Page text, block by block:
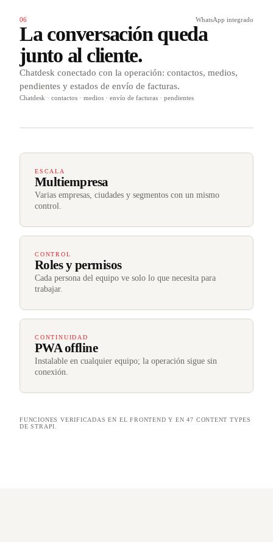
06 WhatsApp integrado
La conversación queda
junto al cliente.
Chatdesk conectado con la operación: contactos, medios,
pendientes y estados de envío de facturas.
Chatdesk · contactos · medios · envío de facturas · pendientes
ESCALA
Multiempresa
Varias empresas, ciudades y segmentos con un mismo
control.
CONTROL
Roles y permisos
Cada persona del equipo ve solo lo que necesita para
trabajar.
CONTINUIDAD
PWA offline
Instalable en cualquier equipo; la operación sigue sin
conexión.
FUNCIONES VERIFICADAS EN EL FRONTEND Y EN 47 CONTENT TYPES
DE STRAPI.